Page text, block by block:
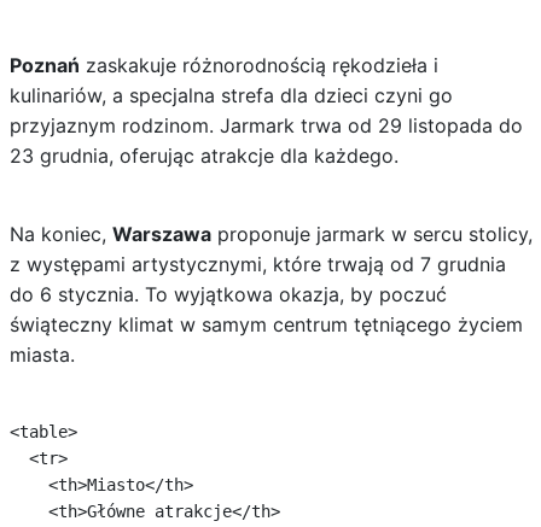
Poznań zaskakuje różnorodnością rękodzieła i
kulinariów, a specjalna strefa dla dzieci czyni go
przyjaznym rodzinom. Jarmark trwa od 29 listopada do
23 grudnia, oferując atrakcje dla każdego.
Na koniec, Warszawaproponuje jarmark w sercu stolicy,
z występami artystycznymi, które trwają od 7 grudnia
do 6 stycznia. To wyjątkowa okazja, by poczuć
świąteczny klimat w samym centrum tętniącego życiem
miasta.
<table>
  <tr>
    <th>Miasto</th>
    <th>Główne atrakcje</th>